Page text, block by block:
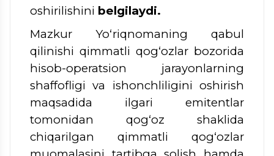
oshirilishini belgilaydi.
Mazkur Yo‘riqnomaning qabul
qilinishi qimmatli qog‘ozlar bozorida
hisob-operatsion jarayonlarning
shaffofligi va ishonchliligini oshirish
maqsadida ilgari emitentlar
tomonidan qog‘oz shaklida
chiqarilgan qimmatli qog‘ozlar